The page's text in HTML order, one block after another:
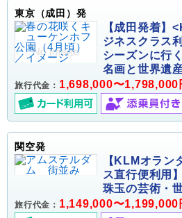
東京（成田）発
【成田発着】
ジネスクラス
シーズンに行
名画と世界遺
旅行代金： 1,698,000〜1,798,000
関空発
【KLMオラン
ス直行便利用
珠玉の芸術・
旅行代金： 1,149,000〜1,199,000